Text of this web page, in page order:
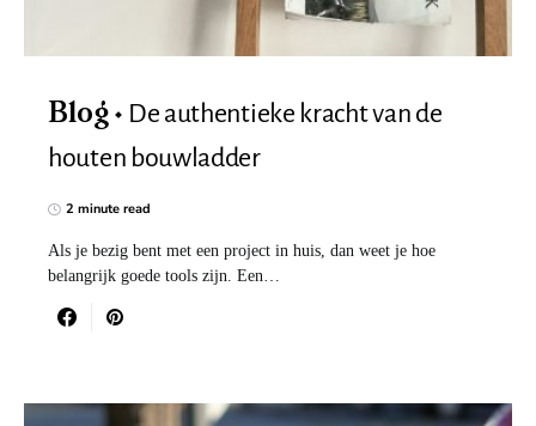
Blog
De authentieke kracht van de
houten bouwladder
2 minute read
Als je bezig bent met een project in huis, dan weet je hoe
belangrijk goede tools zijn. Een…